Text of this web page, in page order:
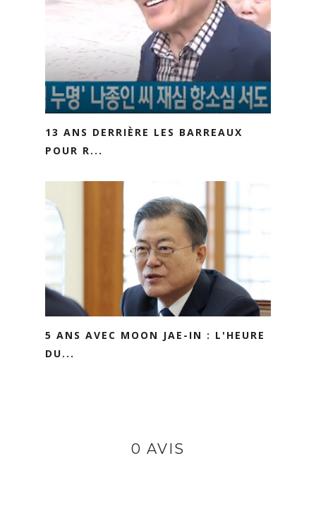
13 ANS DERRIÈRE LES BARREAUX
POUR R...
5 ANS AVEC MOON JAE-IN : L'HEURE
DU...
0 AVIS